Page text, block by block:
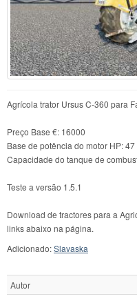
Agrícola trator Ursus C-360 para
Preço Base €: 16000
Base de potência do motor HP: 47
Capacidade do tanque de
Teste a versão 1.5.1
Download de tractores para a
links abaixo na página.
Adicionado:Slavaska
Autor